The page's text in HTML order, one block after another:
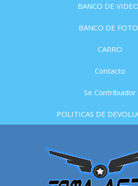
BANCO DE
BANCO DE
CARRO
Contacto
Se Contribuidor
POLITICAS DE